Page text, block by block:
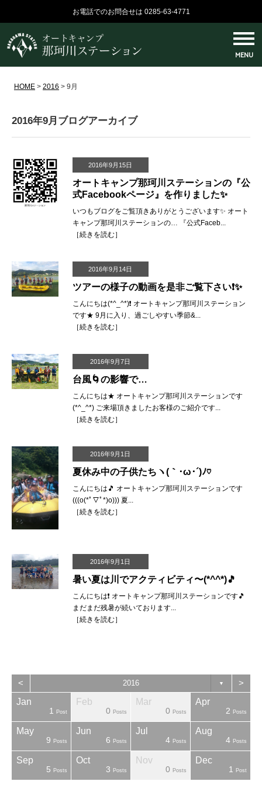
お電話でのお問合せは 0285-63-4771
MENU
HOME > 2016 > 9月
2016年9月ブログアーカイブ
2016年9月15日
オートキャンプ那珂川ステーションの『公
式Facebookページ』を作りました✨
いつもブログをご覧頂きありがとうございます✨ オート
キャンプ那珂川ステーションの… 『公式Faceb...
［続きを読む］
2016年9月14日
ツアーの様子の動画を是非ご覧下さい❗️✨
こんにちは(*^_^*)❗️ オートキャンプ那珂川ステーション
です★ 9月に入り、過ごしやすい季節&...
［続きを読む］
2016年9月7日
台風🌀の影響で…
こんにちは★ オートキャンプ那珂川ステーションです
(*^_^*) ご来場頂きましたお客様のご紹介です...
［続きを読む］
2016年9月1日
夏休み中の子供たちヽ(｀･ω･´)ﾉ♡
こんにちは🎵 オートキャンプ那珂川ステーションです
(((o(*ﾟ▽ﾟ*)o))) 夏...
［続きを読む］
2016年9月1日
暑い夏は川でアクティビティ〜(*^^*)🎵
こんにちは❗️ オートキャンプ那珂川ステーションです🎵
まだまだ残暑が続いております...
［続きを読む］
< 2016 ▼ >
Jan
1 Post
Feb
0 Posts
Mar
0 Posts
Apr
2 Posts
May
9 Posts
Jun
6 Posts
Jul
4 Posts
Aug
4 Posts
Sep
5 Posts
Oct
3 Posts
Nov
0 Posts
Dec
1 Post